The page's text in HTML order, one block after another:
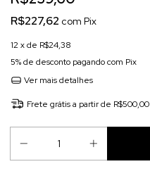
R$227,62 com Pix
12 x de R$24,38
5% de desconto pagando com Pix
Ver mais detalhes
Frete grátis a partir de R$500,00